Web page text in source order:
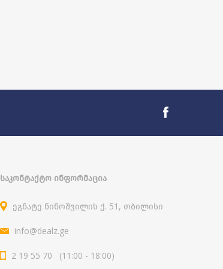
ᲡᲐᲙᲝᲜᲢᲐᲥᲢᲝ ᲘᲜᲤᲝᲠᲛᲐᲪᲘᲐ
ეგნატე ნინოშვილის ქ. 51, თბილისი
info@dealz.ge
2 19 55 70 (11:00 - 18:00)